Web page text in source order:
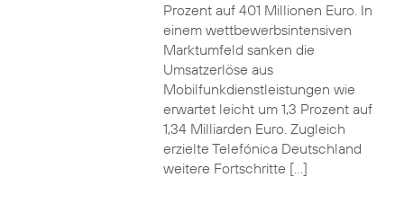
Prozent auf 401 Millionen Euro. In
einem wettbewerbsintensiven
Marktumfeld sanken die
Umsatzerlöse aus
Mobilfunkdienstleistungen wie
erwartet leicht um 1,3 Prozent auf
1,34 Milliarden Euro. Zugleich
erzielte Telefónica Deutschland
weitere Fortschritte […]